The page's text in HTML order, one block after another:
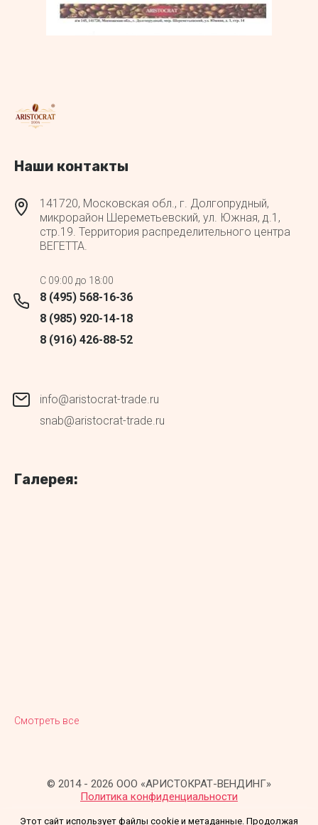
Наши контакты
141720, Московская обл., г. Долгопрудный,
микрорайон Шереметьевский, ул. Южная, д.1,
стр.19. Территория распределительного центра
ВЕГЕТТА.
C 09:00 до 18:00
8 (495) 568-16-36
8 (985) 920-14-18
8 (916) 426-88-52
info@aristocrat-trade.ru
snab@aristocrat-trade.ru
Галерея:
Смотреть все
© 2014 - 2026 ООО «АРИСТОКРАТ-ВЕНДИНГ»
Политика конфиденциальности
Этот сайт использует файлы cookie и метаданные. Продолжая